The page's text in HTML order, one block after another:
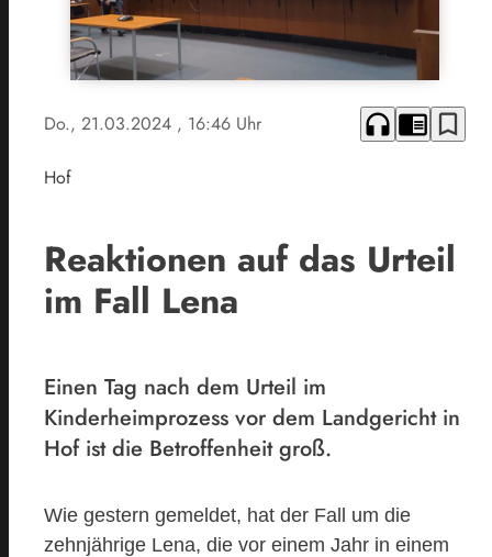
Do., 21.03.2024 , 16:46 Uhr headphones chrome_reader_mode bookmark_border
Hof
Reaktionen auf das Urteil
im Fall Lena
Einen Tag nach dem Urteil im
Kinderheimprozess vor dem Landgericht in
Hof ist die Betroffenheit groß.
Wie gestern gemeldet, hat der Fall um die
zehnjährige Lena, die vor einem Jahr in einem